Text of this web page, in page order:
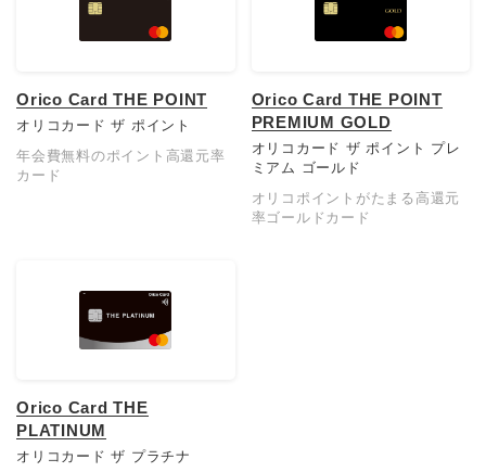
Orico Card THE POINT
オリコカード ザ ポイント
年会費無料のポイント高還元率
カード
Orico Card THE POINT
PREMIUM GOLD
オリコカード ザ ポイント プレ
ミアム ゴールド
オリコポイントがたまる高還元
率ゴールドカード
Orico Card THE
PLATINUM
オリコカード ザ プラチナ